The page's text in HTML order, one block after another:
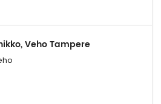
Veho Tampere